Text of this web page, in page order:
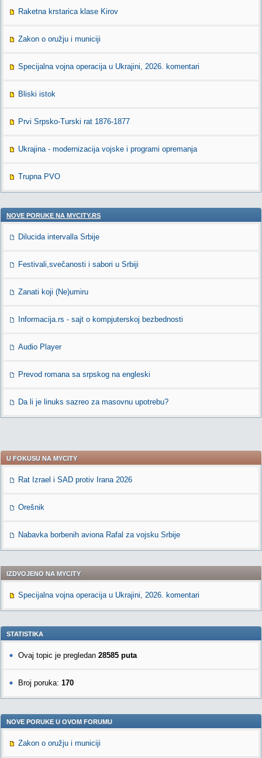
Raketna krstarica klase Kirov
Zakon o oružju i municiji
Specijalna vojna operacija u Ukrajini, 2026. komentari
Bliski istok
Prvi Srpsko-Turski rat 1876-1877
Ukrajina - modernizacija vojske i programi opremanja
Trupna PVO
NOVE PORUKE NA MYCITY.RS
Dilucida intervalla Srbije
Festivali,svečanosti i sabori u Srbiji
Zanati koji (Ne)umiru
Informacija.rs - sajt o kompjuterskoj bezbednosti
Audio Player
Prevod romana sa srpskog na engleski
Da li je linuks sazreo za masovnu upotrebu?
U FOKUSU NA MYCITY
Rat Izrael i SAD protiv Irana 2026
Orešnik
Nabavka borbenih aviona Rafal za vojsku Srbije
IZDVOJENO NA MYCITY
Specijalna vojna operacija u Ukrajini, 2026. komentari
STATISTIKA
Ovaj topic je pregledan 28585 puta
Broj poruka: 170
NOVE PORUKE U OVOM FORUMU
Zakon o oružju i municiji